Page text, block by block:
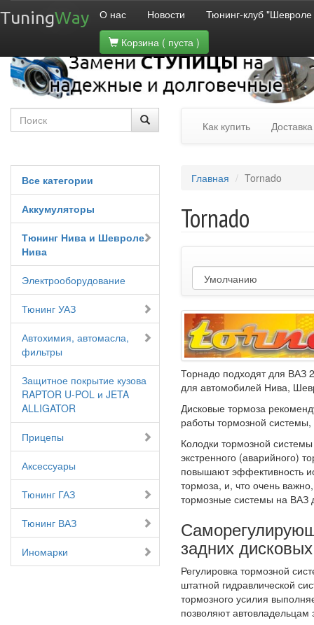
TuningWay О нас Новости
Тюнинг-клуб
Корзина ( пуста )
Как купить Доставка
Все категории
Аккумуляторы
Тюнинг Нива и Шевроле
Нива
Электрооборудование
Тюнинг УАЗ
Автохимия, автомасла,
фильтры
Защитное покрытие кузова
RAPTOR U-POL и JETA
ALLIGATOR
Прицепы
Аксессуары
Тюнинг ГАЗ
Тюнинг ВАЗ
Иномарки
Главная Tornado
Tornado
Торнадо подходят для ВАЗ
для автомобилей Нива,
Дисковые тормоза
работы тормозной
Колодки тормозной
экстренного (аварийного)
повышают эффективность
тормоза, и, что очень
тормозные системы на ВАЗ
задних
Регулировка тормозной
штатной гидравлической
тормозного усилия
позволяют автовладельцам